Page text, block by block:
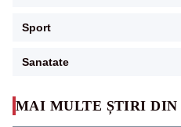
MAI MULTE ȘTIRI DIN
Sport
Sanatate